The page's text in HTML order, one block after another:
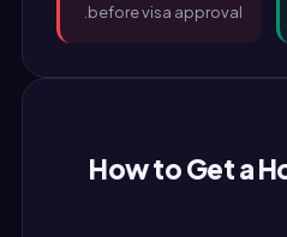
before visa approval.
How to Get a